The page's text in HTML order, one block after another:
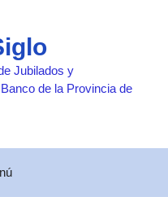
Jubilados y
de la Provincia de